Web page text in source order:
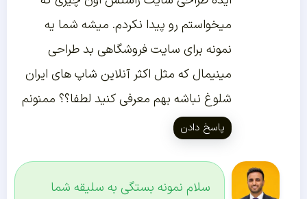
میخواستم رو پیدا نکردم. میشه شما یه
نمونه برای سایت فروشگاهی بد طراحی
مینیمال که مثل اکثر آنلاین شاپ های ایران
شلوغ نباشه بهم معرفی کنید لطفا؟؟ ممنونم
پاسخ دادن
سلام نمونه بستگی به سلیقه شما